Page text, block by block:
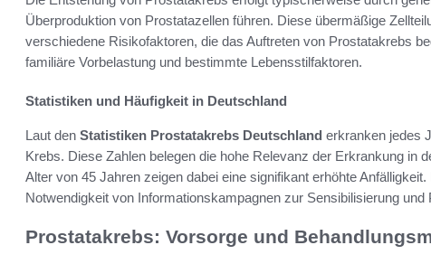
Überproduktion von Prostatazellen führen. Diese übermäßige
verschiedene Risikofaktoren, die das Auftreten von Prostatakrebs
familiäre Vorbelastung und bestimmte Lebensstilfaktoren.
Statistiken und Häufigkeit in Deutschland
Laut den Statistiken Prostatakrebs Deutschland erkranken jedes
Krebs. Diese Zahlen belegen die hohe Relevanz der Erkrankung in
Alter von 45 Jahren zeigen dabei eine signifikant erhöhte
Notwendigkeit von Informationskampagnen zur Sensibilisierung und
Prostatakrebs: Vorsorge und